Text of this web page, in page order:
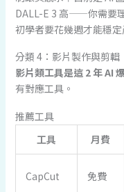
DALL-E 3 高——你需要
初學者要花幾週才能穩定
分類 4：影片製作與剪輯
影片類工具是這 2 年 AI
有對應工具。
推薦工具
工具
月費
CapCut 免費